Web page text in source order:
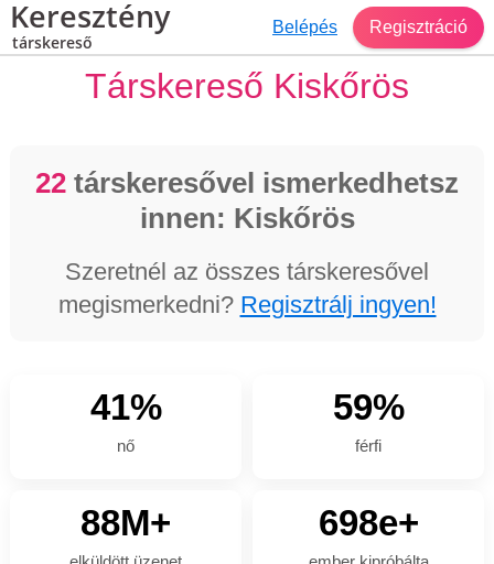
Keresztény
társkereső
Belépés Regisztráció
Társkereső Kiskőrös
22 társkeresővel ismerkedhetsz
innen: Kiskőrös
Szeretnél az összes társkeresővel
megismerkedni? Regisztrálj ingyen!
41%
nő
59%
férfi
88M+ 698e+